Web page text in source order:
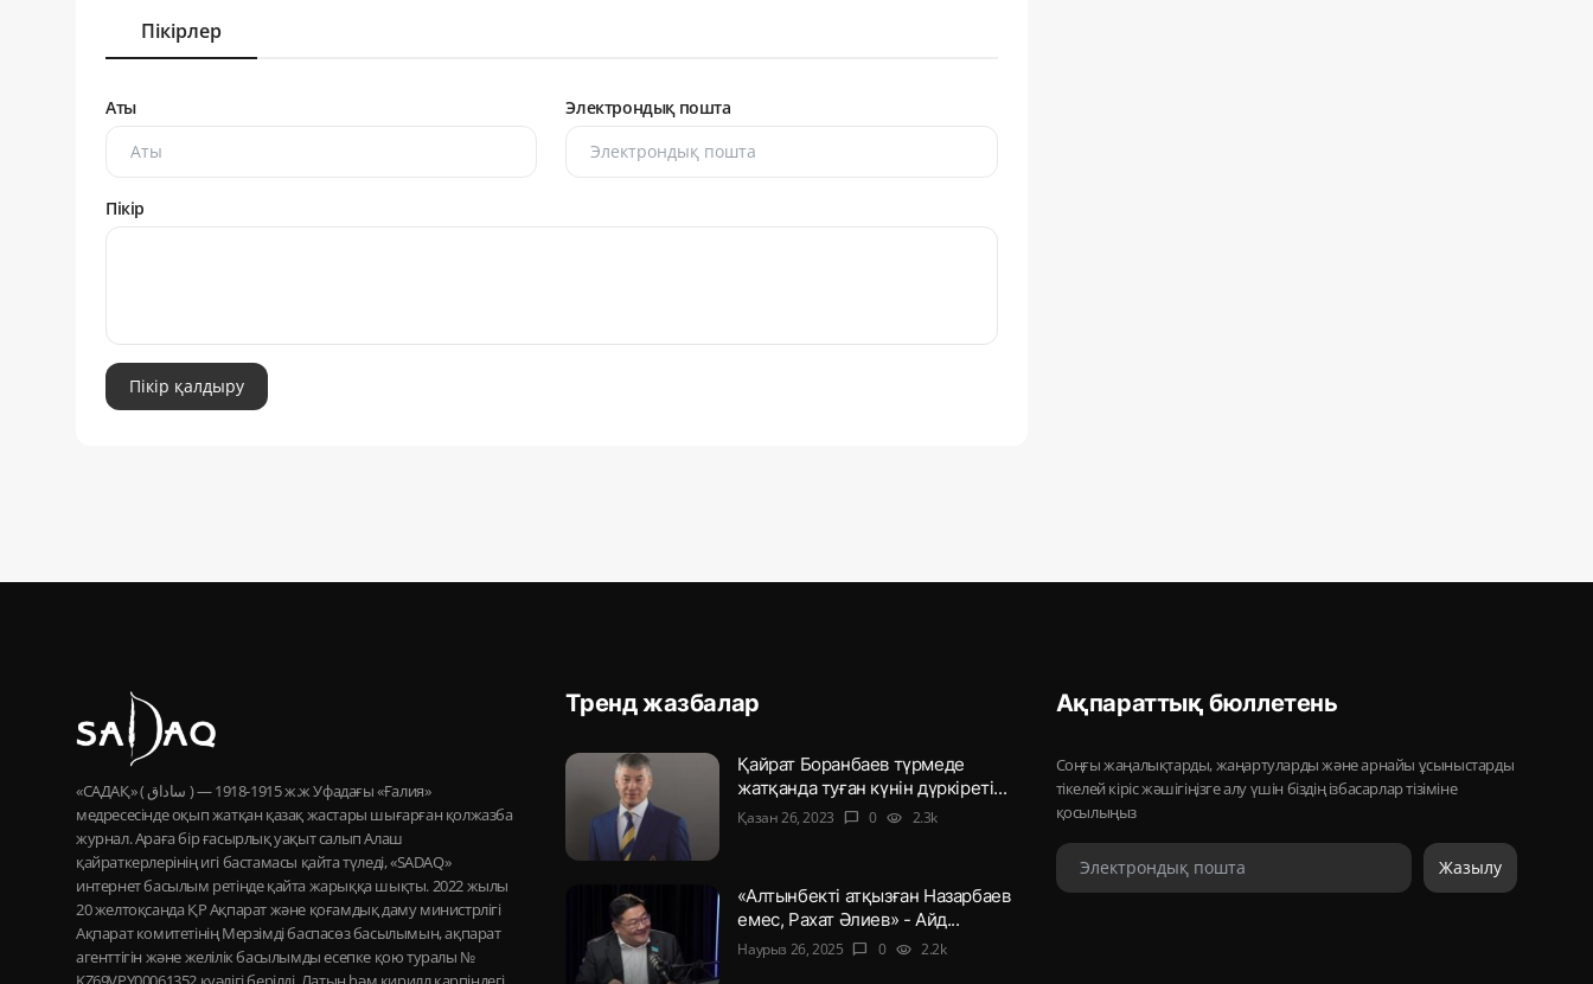
Пікірлер
Аты Электрондық пошта
Пікір
Пікір қалдыру
«САДАҚ» ( ساداق ) — 1915-1918 ж.ж Уфадағы «Ғалия»
медресесінде оқып жатқан қазақ жастары шығарған қолжазба
журнал. Араға бір ғасырлық уақыт салып Алаш
қайраткерлерінің игі бастамасы қайта түледі, «SADAQ»
интернет басылым ретінде қайта жарыққа шықты. 2022 жылы
20 желтоқсанда ҚР Ақпарат және қоғамдық даму министрлігі
Ақпарат комитетінің Мерзімді баспасөз басылымын, ақпарат
агенттігін және желілік басылымды есепке қою туралы №
Тренд жазбалар
Қайрат Боранбаев түрмеде
жатқанда туған күнін дүркіреті...
Қазан 26, 2023 chat_bubble 0 visibility 2.3k
«Алтынбекті атқызған Назарбаев
емес, Рахат Әлиев» - Айд...
Наурыз 26, 2025 chat_bubble 0 visibility 2.2k
Ақпараттық бюллетень
Соңғы жаңалықтарды, жаңартуларды және арнайы ұсыныстарды
тікелей кіріс жәшігіңізге алу үшін біздің ізбасарлар тізіміне
қосылыңыз
Жазылу